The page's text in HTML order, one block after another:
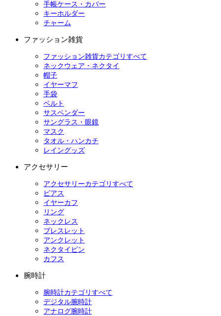
手帳ケース・カバー
キーホルダー
チャーム
ファッション雑貨
ファッション雑貨カテゴリすべて
ネックウェア・ネクタイ
帽子
イヤーマフ
手袋
ベルト
サスペンダー
サングラス・眼鏡
マスク
タオル・ハンカチ
レイングッズ
アクセサリー
アクセサリーカテゴリすべて
ピアス
イヤーカフ
リング
ネックレス
ブレスレット
アンクレット
ネクタイピン
カフス
腕時計
腕時計カテゴリすべて
デジタル腕時計
アナログ腕時計